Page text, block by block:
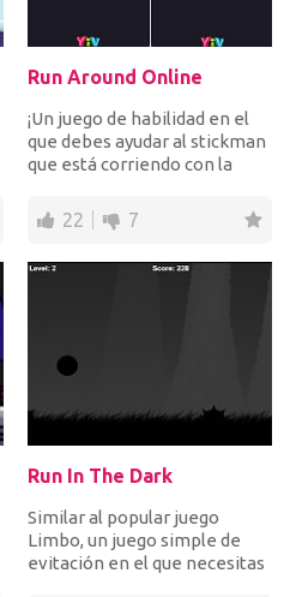
Run Around Online
¡Un juego de habilidad en el
que debes ayudar al stickman
que está corriendo con la
22 7
Run In The Dark
Similar al popular juego
Limbo, un juego simple de
evitación en el que necesitas